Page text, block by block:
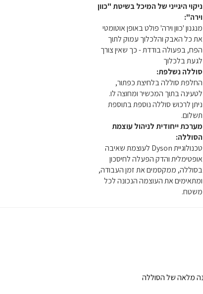
ניקוי היגייני של המיכל בשיטת "כוון
וירה":
מנגנון 'כוון וירה' פולט באופן אוטומטי
את כל האבק והלכלוך עמוק לתוך
הפח, בפעולה בודדת - כך שאין צורך
לגעת בלכלוך
סוללה נשלפת:
החלפת סוללה בלחיצת כפתור,
לטעינה בתוך המכשיר ומחוצה לו.
ניתן לרכוש סוללה נוספת בתוספת
תשלום.
מערכת ייחודית לניהול עוצמת
הסוללה:
טכנולוגיית Dyson לעוצמת שאיבה
אופטימלית והדק הפעלה לחיסכון
בסוללה, ממקסמים את זמן העבודה,
ומתאימים את העוצמה הנכונה לכל
משטח.